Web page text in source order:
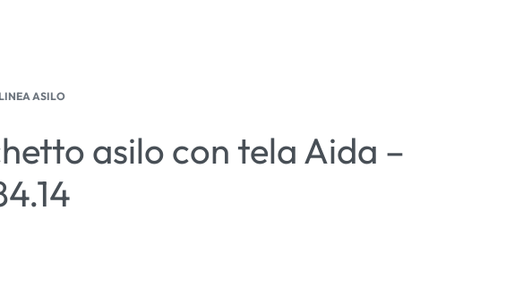
ASILO
asilo con tela Aida –